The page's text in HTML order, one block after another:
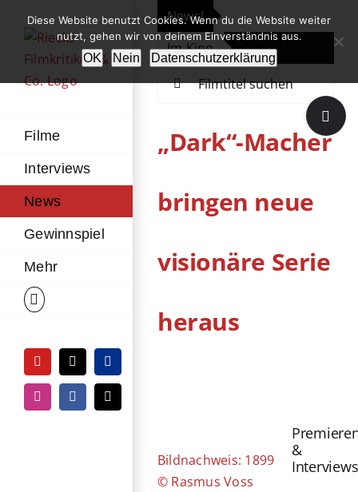
Inhalt
springen
Filme
Interviews
News
Gewinnspiel
Mehr
YouTubeTiktokPayPal
InstagramFacebook
E-
Mail
News!
Im Kino
Die
„Dark“-Macher
bringen neue
visionäre Serie
heraus
Bildnachweis: 1899
© Rasmus Voss
&
Interviews
Toggle
Sliding
Bar
Diese Website benutzt Cookies. Wenn du die Website weiter
nutzt, gehen wir von deinem Einverständnis aus.
OK Nein Datenschutzerklärung